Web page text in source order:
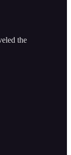
the